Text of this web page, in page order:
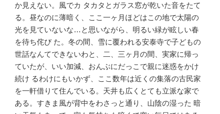
か見えない。風でカ タカタとガラス窓が乾いた音をたて
る。昼なのに薄暗く、ここ一ヶ月ほどはこの地で太陽の
光を見ていないな…と思いながら、明るい緑が眩しい春
を待ち侘び た。冬の間、雪に覆われる安泰寺で子どもの
世話なんてできないわと、二、三ヶ月の間、実家に帰っ
ていたが、いい加減、おんぶにだっこで親に迷惑をかけ
続け るわけにもいかず、ここ数年は近くの集落の古民家
を一軒借りて住んでいる。天井も広くとても立派な家で
ある。すきま風が背中をわさっと通り、山陰の湿った 暗